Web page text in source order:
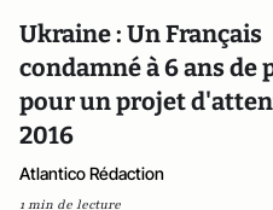
Ukraine : Un Français
condamné à 6 ans de
pour un projet
2016
Atlantico Rédaction
1 min de lecture